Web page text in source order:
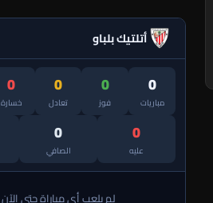
أتلتيك بلباو
0
مباريات
0
فوز
0
تعادل
0
خسارة
0
عليه
0
الصافي
لم يلعب أي مباراة حتى الآن